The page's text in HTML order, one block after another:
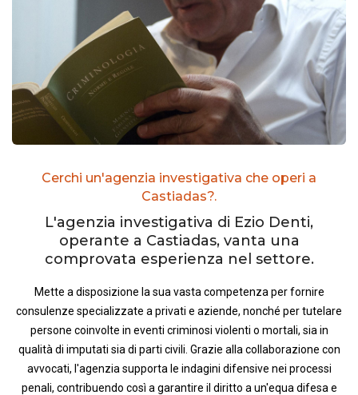
Cerchi un'agenzia investigativa che operi a
Castiadas?.
L'agenzia investigativa di Ezio Denti,
operante a Castiadas, vanta una
comprovata esperienza nel settore.
Mette a disposizione la sua vasta competenza per fornire
consulenze specializzate a privati e aziende, nonché per tutelare
persone coinvolte in eventi criminosi violenti o mortali, sia in
qualità di imputati sia di parti civili. Grazie alla collaborazione con
avvocati, l'agenzia supporta le indagini difensive nei processi
penali, contribuendo così a garantire il diritto a un'equa difesa e